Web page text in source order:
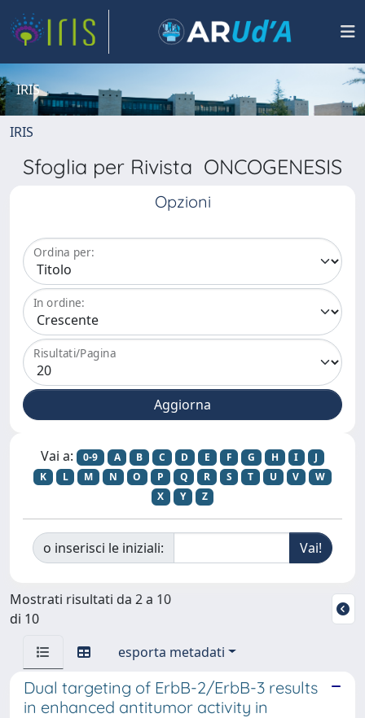
IRIS
IRIS
Sfoglia per Rivista ONCOGENESIS
Opzioni
Ordina per:
In ordine:
Risultati/Pagina
Vai a: 0-9 A B C D E F G H I
J
K
L M N O P Q R S T U V
W
X
Y Z
o inserisci le iniziali:
Mostrati risultati da 2 a 10
di 10
esporta metadati
Dual targeting of ErbB-2/ErbB-3 results
in enhanced antitumor activity in